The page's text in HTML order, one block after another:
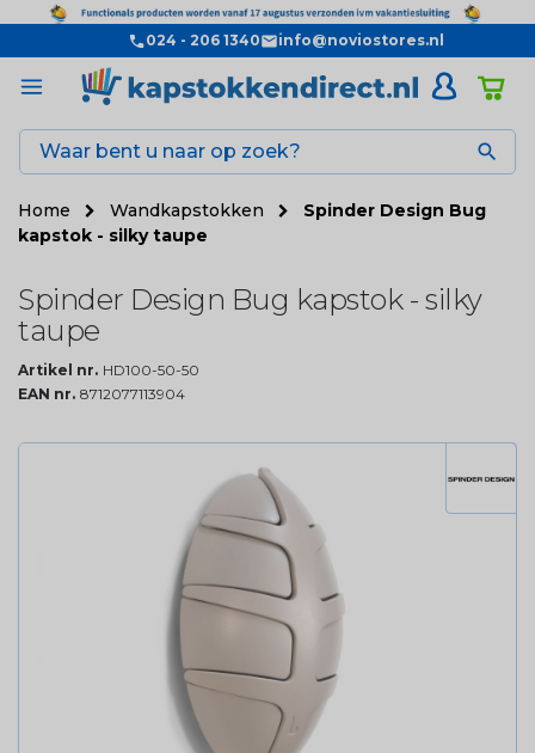
024 - 206 1340 info@noviostores.nl

Home Wandkapstokken
Spinder Design Bug
kapstok - silky taupe
Spinder Design Bug kapstok - silky
taupe
Artikel nr. HD100-50-50
EAN nr. 8712077113904